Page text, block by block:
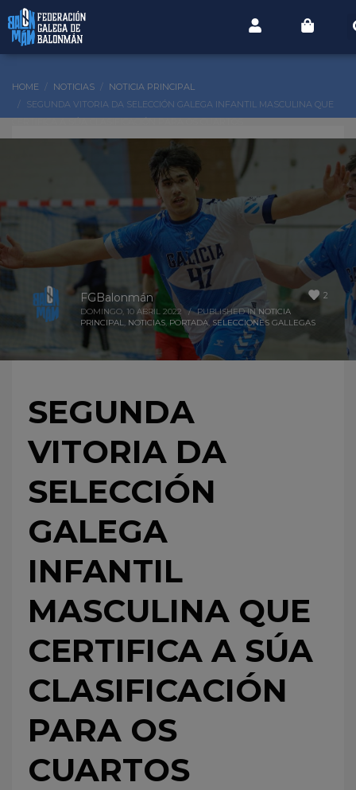
HOME NOTICIAS
NOTICIA PRINCIPAL
SEGUNDA VITORIA DA SELECCIÓN GALEGA INFANTIL MASCULINA QUE
2
FGBalonmán
DOMINGO, 10 ABRIL 2022 / PUBLISHED IN NOTICIA
PRINCIPAL, NOTICIAS, PORTADA, SELECCIONES GALLEGAS
SEGUNDA
VITORIA DA
SELECCIÓN
GALEGA
INFANTIL
MASCULINA QUE
CERTIFICA A SÚA
CLASIFICACIÓN
PARA OS
CUARTOS